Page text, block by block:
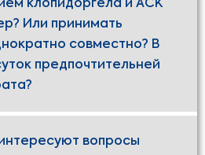
клопидоргела и АСК
Или принимать
совместно? В
предпочтительней
вопросы